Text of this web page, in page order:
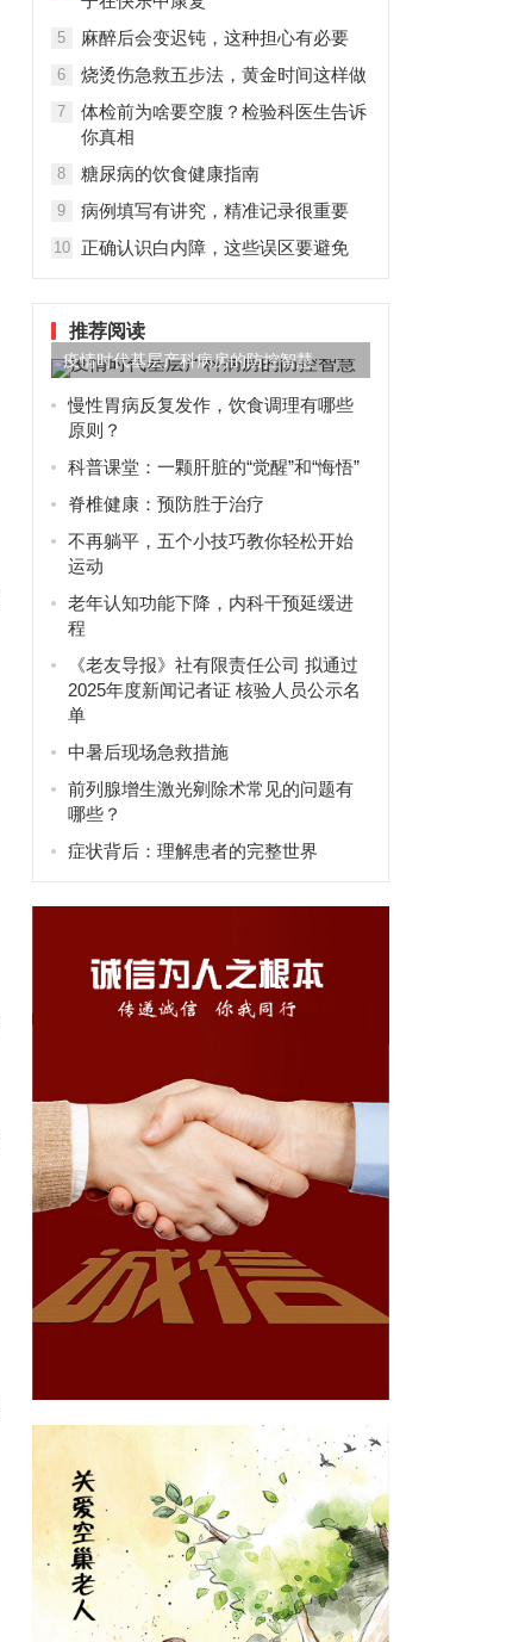
5 麻醉后会变迟钝，这种担心有必要
6 烧烫伤急救五步法，黄金时间这样做
7
体检前为啥要空腹？检验科医生告诉
你真相
8 糖尿病的饮食健康指南
9 病例填写有讲究，精准记录很重要
10 正确认识白内障，这些误区要避免
推荐阅读
疫情时代基层产科病房的防控智慧
慢性胃病反复发作，饮食调理有哪些
原则？
科普课堂：一颗肝脏的“觉醒”和“悔悟”
脊椎健康：预防胜于治疗
不再躺平，五个小技巧教你轻松开始
运动
老年认知功能下降，内科干预延缓进
程
《老友导报》社有限责任公司 拟通过
2025年度新闻记者证 核验人员公示名
单
中暑后现场急救措施
前列腺增生激光剜除术常见的问题有
哪些？
症状背后：理解患者的完整世界